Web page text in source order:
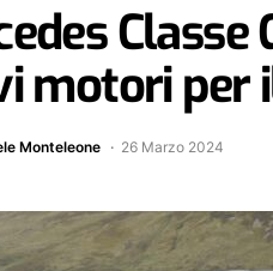
motori per
Monteleone 26 Marzo 2024